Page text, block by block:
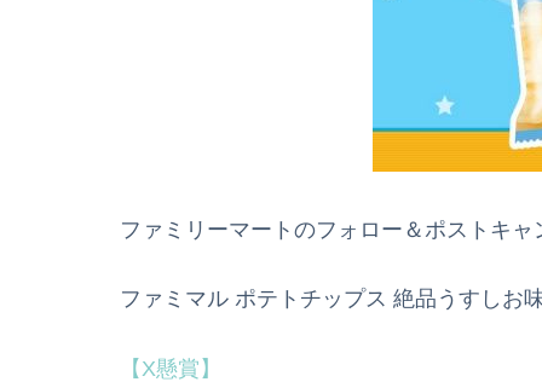
ファミリーマートのフォロー＆ポストキ
ファミマル ポテトチップス 絶品うすしお
【X懸賞】